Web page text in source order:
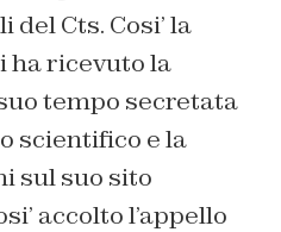
Cts. Cosi’ la
ha ricevuto la
tempo secretata
scientifico e la
sul suo sito
accolto l’appello